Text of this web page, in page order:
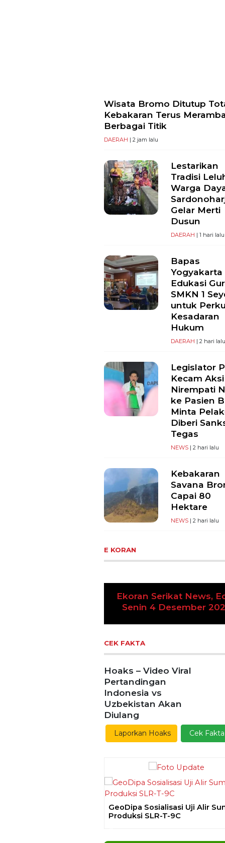
Wisata Bromo Ditutup
Kebakaran Terus
Berbagai Titik
DAERAH | 2 jam lalu
Lestarikan
Tradisi
Warga
Gelar Merti
Dusun
DAERAH | 1 hari lalu
Bapas
Yogyakarta
Edukasi
SMKN 1
untuk
Kesadaran
Hukum
DAERAH | 2 hari lalu
Legislator
Kecam Aksi
Nirempati
ke Pasien
Minta
Diberi
Tegas
NEWS | 2 hari lalu
Kebakaran
Savana
Capai 80
Hektare
NEWS | 2 hari lalu
E KORAN
Ekoran Serikat News,
Kamis 9 November
Previous